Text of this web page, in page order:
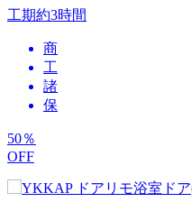
工期約3時間
商
工
諸
保
50％
OFF